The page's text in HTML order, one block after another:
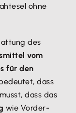
ohne
des
vom
für den
dass
dass das
wie Vorder-